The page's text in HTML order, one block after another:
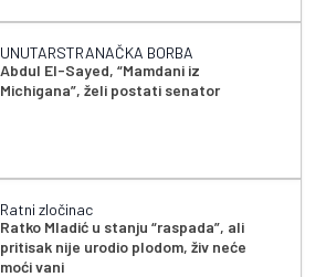
UNUTARSTRANAČKA BORBA
Abdul El-Sayed, “Mamdani iz
Michigana”, želi postati senator
Ratni zločinac
Ratko Mladić u stanju “raspada”, ali
pritisak nije urodio plodom, živ neće
moći vani